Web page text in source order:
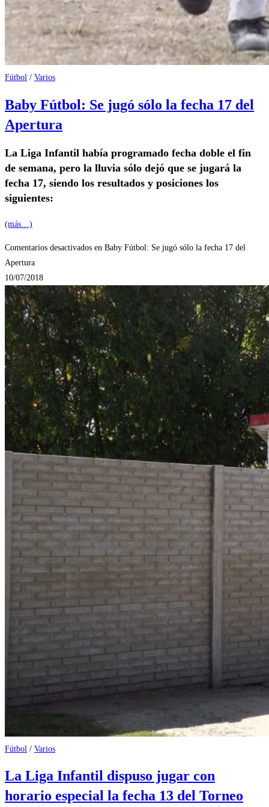
Fútbol / Varios
Baby Fútbol: Se jugó sólo la fecha 17 del
Apertura
La Liga Infantil había programado fecha doble el fin
de semana, pero la lluvia sólo dejó que se jugará la
fecha 17, siendo los resultados y posiciones los
siguientes:
(más…)
Comentarios desactivados en Baby Fútbol: Se jugó sólo la fecha 17 del
Apertura
10/07/2018
Fútbol / Varios
La Liga Infantil dispuso jugar con
horario especial la fecha 13 del Torneo